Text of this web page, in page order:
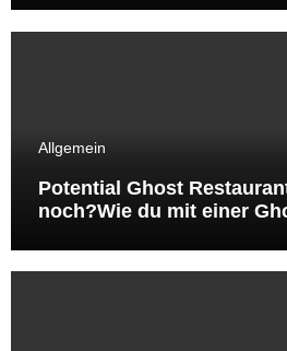
Allgemein
Potential Ghost
noch?Wie du mit einer
daraus ein skalierbares